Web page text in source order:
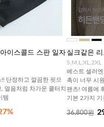
이스콜드 스판 일자
단정하고 깔끔한 핏으
얼음처럼 차가운 쿨터치
템
실크같은
S,M,L,XL,2XL
베스트 셀러
촉이 너무 시
팬츠! 여름에
기본 2가지
36,800원